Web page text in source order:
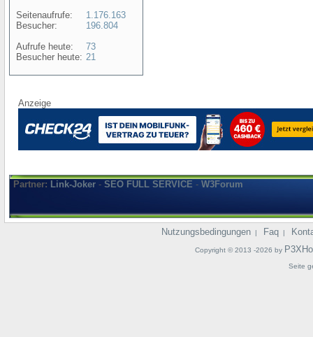
Seitenaufrufe:
Besucher:
Aufrufe heute:
Besucher heute:
1.176.163
196.804
73
21
Anzeige
Partner: Link-Joker - SEO FULL SERVICE - W3Forum
Nutzungsbedingungen | Faq |
Copyright © 2013 -2026 by
Seite